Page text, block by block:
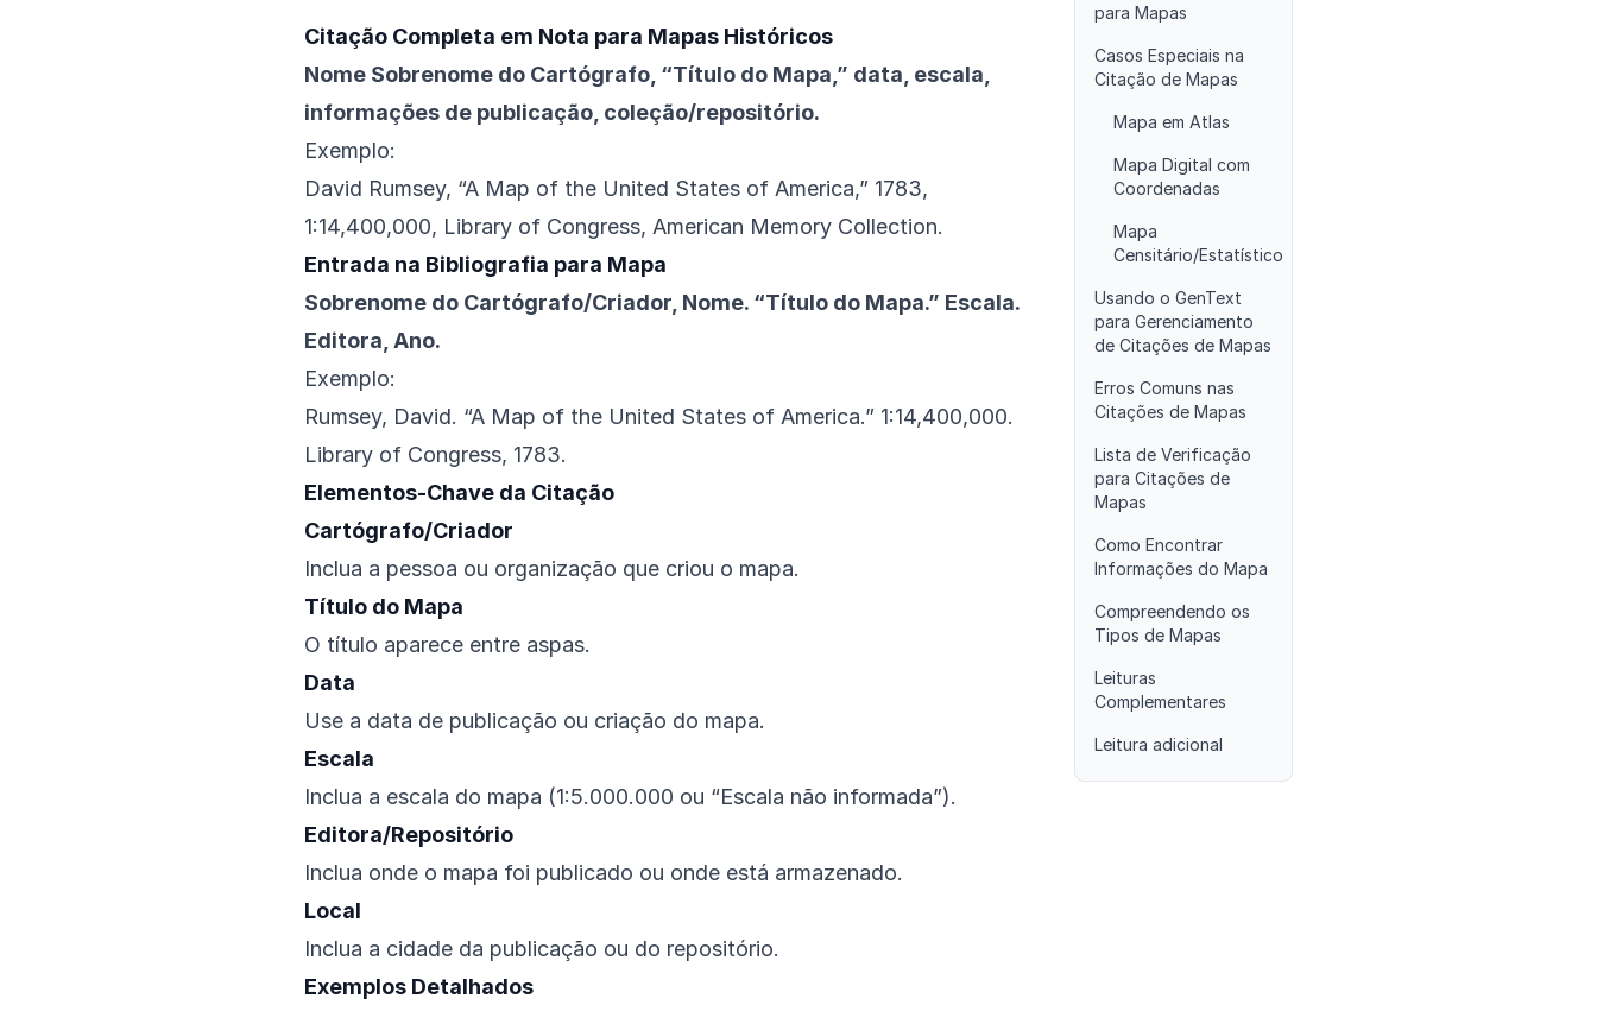
Citação Completa em Nota para Mapas Históricos
Nome Sobrenome do Cartógrafo, “Título do Mapa,” data, escala,
informações de publicação, coleção/repositório.
Exemplo:
David Rumsey, “A Map of the United States of America,” 1783,
1:14,400,000, Library of Congress, American Memory Collection.
Entrada na Bibliografia para Mapa
Sobrenome do Cartógrafo/Criador, Nome. “Título do Mapa.” Escala.
Editora, Ano.
Exemplo:
Rumsey, David. “A Map of the United States of America.” 1:14,400,000.
Library of Congress, 1783.
Elementos-Chave da Citação
Cartógrafo/Criador
Inclua a pessoa ou organização que criou o mapa.
Título do Mapa
O título aparece entre aspas.
Data
Use a data de publicação ou criação do mapa.
Escala
Inclua a escala do mapa (1:5.000.000 ou “Escala não informada”).
Editora/Repositório
Inclua onde o mapa foi publicado ou onde está armazenado.
Local
Inclua a cidade da publicação ou do repositório.
Exemplos Detalhados
para Mapas
Casos Especiais na
Citação de Mapas
Mapa em Atlas
Mapa Digital com
Coordenadas
Mapa
Censitário/Estatístico
Usando o GenText
para Gerenciamento
de Citações de Mapas
Erros Comuns nas
Citações de Mapas
Lista de Verificação
para Citações de
Mapas
Como Encontrar
Informações do Mapa
Compreendendo os
Tipos de Mapas
Leituras
Complementares
Leitura adicional